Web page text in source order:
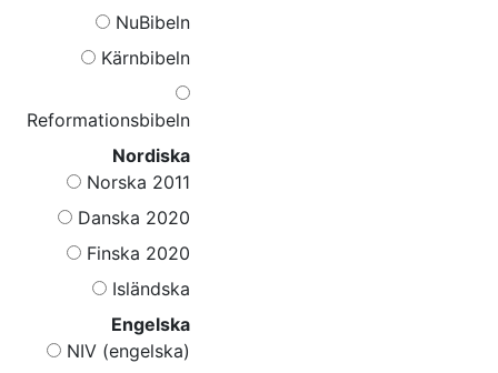
NuBibeln
Kärnbibeln
Reformationsbibeln
Nordiska
Norska 2011
Danska 2020
Finska 2020
Isländska
Engelska
NIV (engelska)